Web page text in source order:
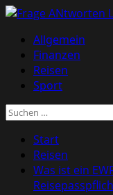
Zum
springen
Primäres
Menü
Allgemein
Finanzen
Reisen
Sport
Suchen
Start
Reisen
Was ist ein